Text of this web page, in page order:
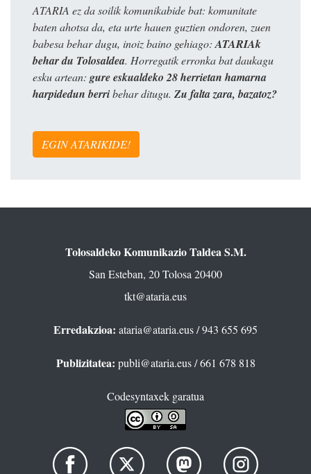
ATARIA ez da soilik komunikabide bat: komunitate
baten ahotsa da, eta urte hauen guztien ondoren, zuen
babesa behar dugu, inoiz baino gehiago: ATARIAk
behar du Tolosaldea. Horregatik erronka bat daukagu
esku artean: gure eskualdeko 28 herrietan hamarna
harpidedun berribehar ditugu. Zu falta zara, bazatoz?
EGIN ATARIKIDE!
Tolosaldeko Komunikazio Taldea S.M.
San Esteban, 20 Tolosa 20400
tkt@ataria.eus
Erredakzioa: ataria@ataria.eus/ 943 655 695
Publizitatea: publi@ataria.eus/ 661 678 818
Codesyntaxek garatua